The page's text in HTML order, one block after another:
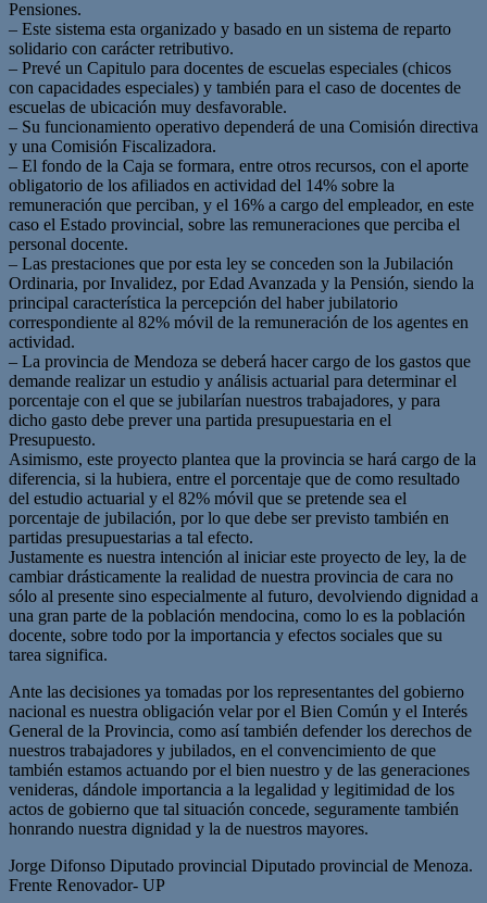
Pensiones.
– Este sistema esta organizado y basado en un sistema de reparto
solidario con carácter retributivo.
– Prevé un Capitulo para docentes de escuelas especiales (chicos
con capacidades especiales) y también para el caso de docentes de
escuelas de ubicación muy desfavorable.
– Su funcionamiento operativo dependerá de una Comisión directiva
y una Comisión Fiscalizadora.
– El fondo de la Caja se formara, entre otros recursos, con el aporte
obligatorio de los afiliados en actividad del 14% sobre la
remuneración que perciban, y el 16% a cargo del empleador, en este
caso el Estado provincial, sobre las remuneraciones que perciba el
personal docente.
– Las prestaciones que por esta ley se conceden son la Jubilación
Ordinaria, por Invalidez, por Edad Avanzada y la Pensión, siendo la
principal característica la percepción del haber jubilatorio
correspondiente al 82% móvil de la remuneración de los agentes en
actividad.
– La provincia de Mendoza se deberá hacer cargo de los gastos que
demande realizar un estudio y análisis actuarial para determinar el
porcentaje con el que se jubilarían nuestros trabajadores, y para
dicho gasto debe prever una partida presupuestaria en el
Presupuesto.
Asimismo, este proyecto plantea que la provincia se hará cargo de la
diferencia, si la hubiera, entre el porcentaje que de como resultado
del estudio actuarial y el 82% móvil que se pretende sea el
porcentaje de jubilación, por lo que debe ser previsto también en
partidas presupuestarias a tal efecto.
Justamente es nuestra intención al iniciar este proyecto de ley, la de
cambiar drásticamente la realidad de nuestra provincia de cara no
sólo al presente sino especialmente al futuro, devolviendo dignidad a
una gran parte de la población mendocina, como lo es la población
docente, sobre todo por la importancia y efectos sociales que su
tarea significa.
Ante las decisiones ya tomadas por los representantes del gobierno
nacional es nuestra obligación velar por el Bien Común y el Interés
General de la Provincia, como así también defender los derechos de
nuestros trabajadores y jubilados, en el convencimiento de que
también estamos actuando por el bien nuestro y de las generaciones
venideras, dándole importancia a la legalidad y legitimidad de los
actos de gobierno que tal situación concede, seguramente también
honrando nuestra dignidad y la de nuestros mayores.
Jorge Difonso Diputado provincial Diputado provincial de Menoza.
Frente Renovador- UP